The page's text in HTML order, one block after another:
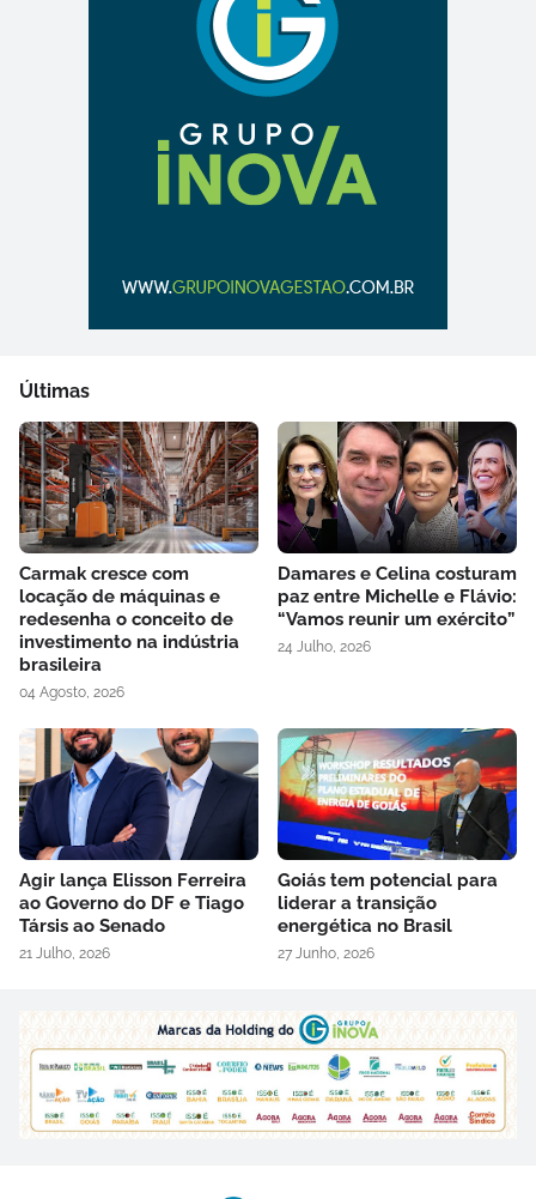
Últimas
Carmak cresce com
locação de máquinas e
redesenha o conceito de
investimento na indústria
brasileira
04 Agosto, 2026
Damares e Celina costuram
paz entre Michelle e Flávio:
“Vamos reunir um exército”
24 Julho, 2026
Agir lança Elisson Ferreira
ao Governo do DF e Tiago
Társis ao Senado
21 Julho, 2026
Goiás tem potencial para
liderar a transição
energética no Brasil
27 Junho, 2026